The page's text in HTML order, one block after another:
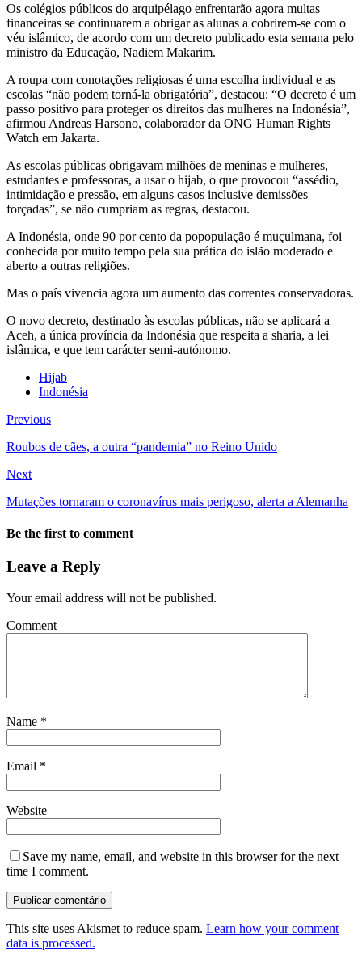
Os colégios públicos do arquipélago enfrentarão agora multas
financeiras se continuarem a obrigar as alunas a cobrirem-se com o
véu islâmico, de acordo com um decreto publicado esta semana pelo
ministro da Educação, Nadiem Makarim.
A roupa com conotações religiosas é uma escolha individual e as
escolas “não podem torná-la obrigatória”, destacou: “O decreto é um
passo positivo para proteger os direitos das mulheres na Indonésia”,
afirmou Andreas Harsono, colaborador da ONG Human Rights
Watch em Jakarta.
As escolas públicas obrigavam milhões de meninas e mulheres,
estudantes e professoras, a usar o hijab, o que provocou “assédio,
intimidação e pressão, em alguns casos inclusive demissões
forçadas”, se não cumpriam as regras, destacou.
A Indonésia, onde 90 por cento da popopulação é muçulmana, foi
conhecida por muito tempo pela sua prática do islão moderado e
aberto a outras religiões.
Mas o país vivencia agora um aumento das correntes conservadoras.
O novo decreto, destinado às escolas públicas, não se aplicará a
Aceh, a única província da Indonésia que respeita a sharia, a lei
islâmica, e que tem carácter semi-autónomo.
Hijab
Indonésia
Previous
Roubos de cães, a outra “pandemia” no Reino Unido
Next
Mutações tornaram o coronavírus mais perigoso, alerta a Alemanha
Be the first to comment
Leave a Reply
Your email address will not be published.
Comment
Name *
Email *
Website
Save my name, email, and website in this browser for the next
time I comment.
This site uses Akismet to reduce spam. Learn how your comment
data is processed.